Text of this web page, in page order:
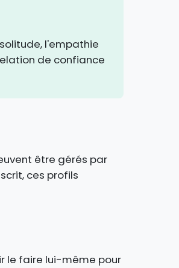
l'empathie
de confiance
être gérés par
ces profils
le faire lui-même pour